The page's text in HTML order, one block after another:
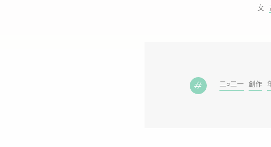
二○二一 創作